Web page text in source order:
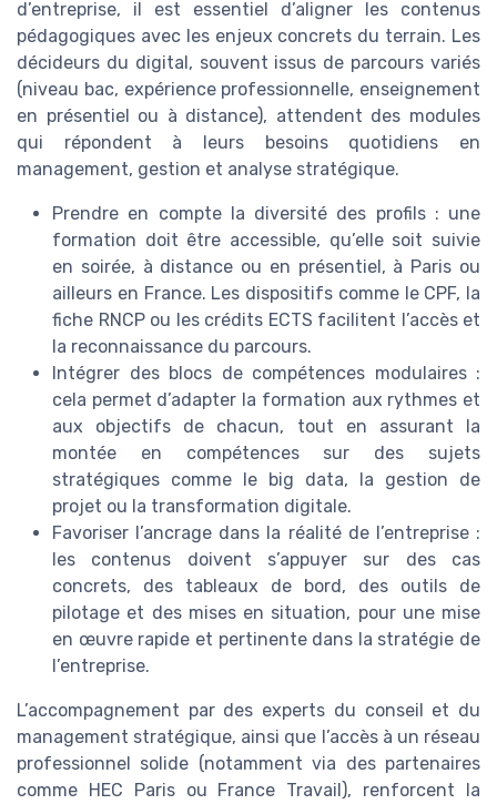
d’entreprise, il est essentiel d’aligner les contenus
pédagogiques avec les enjeux concrets du terrain. Les
décideurs du digital, souvent issus de parcours variés
(niveau bac, expérience professionnelle, enseignement
en présentiel ou à distance), attendent des modules
qui répondent à leurs besoins quotidiens en
management, gestion et analyse stratégique.
Prendre en compte la diversité des profils : une
formation doit être accessible, qu’elle soit suivie
en soirée, à distance ou en présentiel, à Paris ou
ailleurs en France. Les dispositifs comme le CPF, la
fiche RNCP ou les crédits ECTS facilitent l’accès et
la reconnaissance du parcours.
Intégrer des blocs de compétences modulaires :
cela permet d’adapter la formation aux rythmes et
aux objectifs de chacun, tout en assurant la
montée en compétences sur des sujets
stratégiques comme le big data, la gestion de
projet ou la transformation digitale.
Favoriser l’ancrage dans la réalité de l’entreprise :
les contenus doivent s’appuyer sur des cas
concrets, des tableaux de bord, des outils de
pilotage et des mises en situation, pour une mise
en œuvre rapide et pertinente dans la stratégie de
l’entreprise.
L’accompagnement par des experts du conseil et du
management stratégique, ainsi que l’accès à un réseau
professionnel solide (notamment via des partenaires
comme HEC Paris ou France Travail), renforcent la